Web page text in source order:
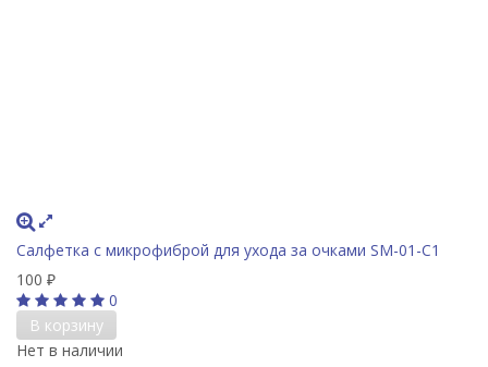
Салфетка с микрофиброй для ухода за очками SM-01-C1
100 ₽
0
В корзину
Нет в наличии